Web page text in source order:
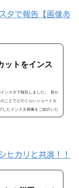
タで報告【画像あ
トをインス
ンスタで報告しました。 長か
ことでどのくらいショートカ
したインスタ画像をご紹介いた
ネットの声を集めてみまし
ヒカリと共演！！